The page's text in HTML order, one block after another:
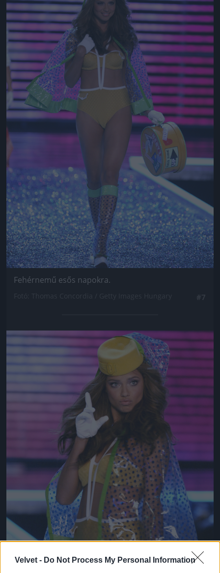
Velvet - Do Not Process My Personal Information
Fehérnemű esős napokra.
Jön még kép!